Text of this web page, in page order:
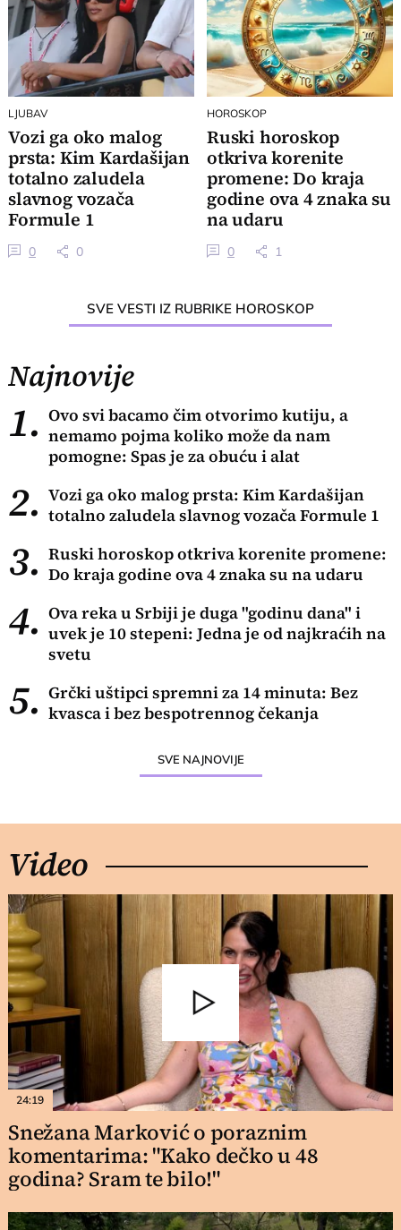
LJUBAV
Vozi ga oko malog
prsta: Kim Kardašijan
totalno zaludela
slavnog vozača
Formule 1
0 0
HOROSKOP
Ruski horoskop
otkriva korenite
promene: Do kraja
godine ova 4 znaka su
na udaru
0 1
SVE VESTI IZ RUBRIKE HOROSKOP
Najnovije
1. Ovo svi bacamo čim otvorimo kutiju, a
nemamo pojma koliko može da nam
pomogne: Spas je za obuću i alat
2. Vozi ga oko malog prsta: Kim Kardašijan
totalno zaludela slavnog vozača Formule 1
3. Ruski horoskop otkriva korenite promene:
Do kraja godine ova 4 znaka su na udaru
4. Ova reka u Srbiji je duga "godinu dana" i
uvek je 10 stepeni: Jedna je od najkraćih na
svetu
5. Grčki uštipci spremni za 14 minuta: Bez
kvasca i bez bespotrennog čekanja
SVE NAJNOVIJE
Video
24:19
Snežana Marković o poraznim
komentarima: "Kako dečko u 48
godina? Sram te bilo!"